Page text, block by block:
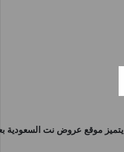
يتميز موقع عروض نت السعودية